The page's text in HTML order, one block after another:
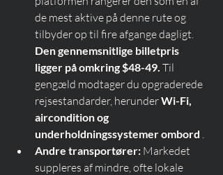
de mest aktive på denne rute og
tilbyder op til fire afgange dagligt.
Den gennemsnitlige billetpris
ligger på omkring $48-49. Til
gengæld modtager du opgraderede
rejsestandarder, herunder Wi-Fi,
aircondition og
underholdningssystemer ombord
Andre transportører: Markedet
suppleres af mindre, ofte lokale